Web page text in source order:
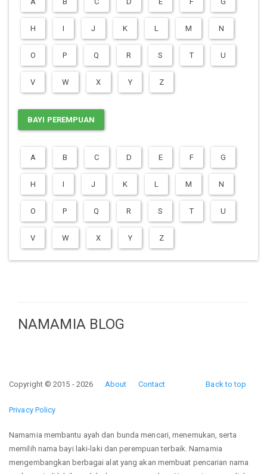
H I J K L M N
O P Q R S T U
V W X Y Z
BAYI PEREMPUAN
A B C D E F G
H I J K L M N
O P Q R S T U
V W X Y Z
NAMAMIA BLOG
Back to top
Copyright © 2015 - 2026 About Contact
Privacy Policy
Namamia membantu ayah dan bunda mencari, menemukan, serta
memilih nama bayi laki-laki dan perempuan terbaik. Namamia
mengembangkan berbagai alat yang akan membuat pencarian nama